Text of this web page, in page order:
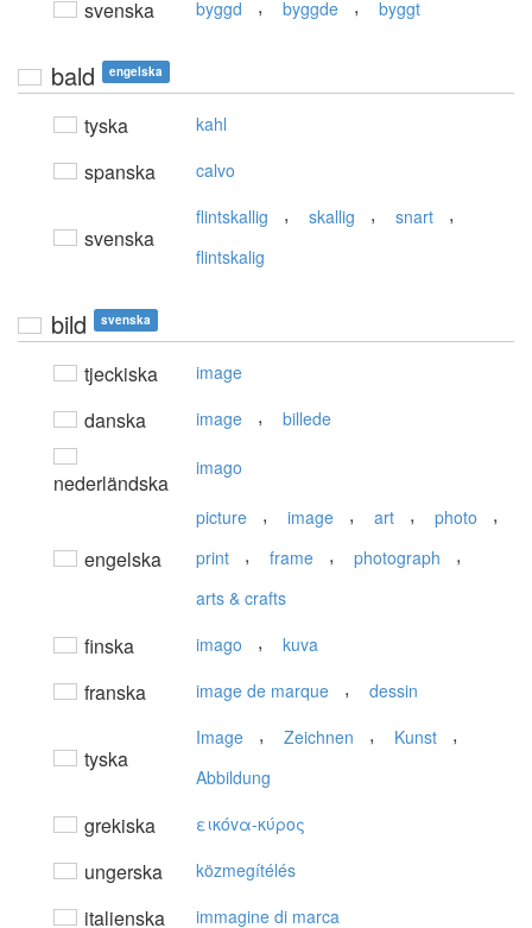
svenska byggd , byggde , byggt
bald engelska
tyska kahl
spanska calvo
svenska
flintskallig , skallig , snart ,
flintskalig
bild svenska
tjeckiska image
danska image , billede
nederländska
imago
engelska
picture , image , art , photo ,
print , frame , photograph ,
arts & crafts
finska imago , kuva
franska image de marque , dessin
tyska
Image , Zeichnen , Kunst ,
Abbildung
grekiska εικόvα-κύρoς
ungerska közmegítélés
italienska immagine di marca